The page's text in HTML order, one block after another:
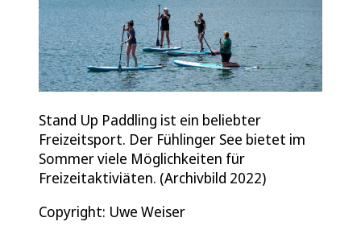
Stand Up Paddling ist ein beliebter
Freizeitsport. Der Fühlinger See bietet im
Sommer viele Möglichkeiten für
Freizeitaktiviäten. (Archivbild 2022)
Copyright: Uwe Weiser